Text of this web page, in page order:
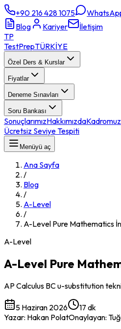
+90 216 428 1075
Blog
Kariyer
İletişim
TP
TestPrepTÜRKİYE
Özel Ders & Kurslar
Fiyatlar
Deneme Sınavları
Soru Bankası
SonuçlarımızHakkımızdaKadromuz
Ücretsiz Seviye Tespiti
Menüyü aç
Ana Sayfa
/
Blog
/
A-Level
/
A-Level Pure Mathematics
A-Level
A-Level Pure
AP Calculus BC u-substitution
5 Haziran 2026
17 dk
Yazar: Hakan PolatOnaylayan: